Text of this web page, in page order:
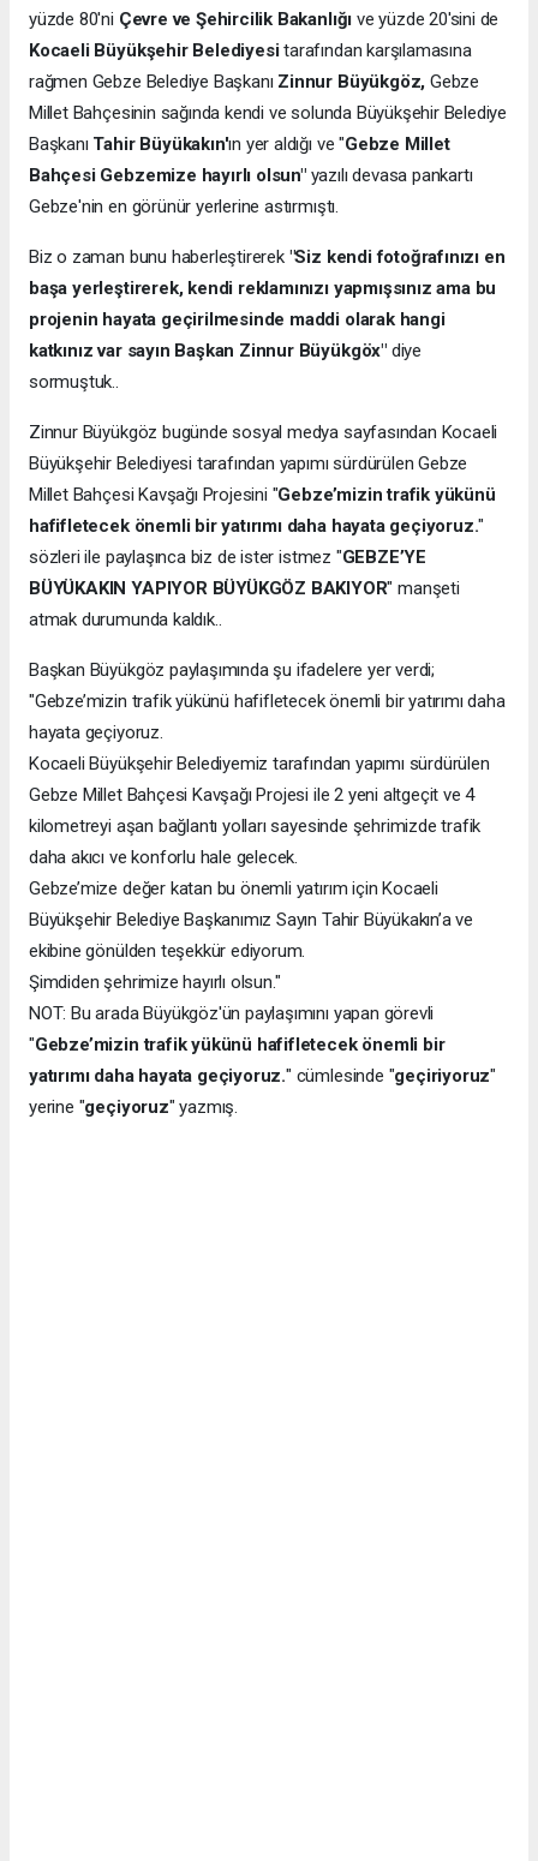
yüzde 80'ni Çevre ve Şehircilik Bakanlığı ve yüzde 20'sini de
Kocaeli Büyükşehir Belediyesitarafından karşılamasına
rağmen Gebze Belediye Başkanı Zinnur Büyükgöz, Gebze
Millet Bahçesinin sağında kendi ve solunda Büyükşehir Belediye
Başkanı Tahir Büyükakın'ın yer aldığı ve "Gebze Millet
Bahçesi Gebzemize hayırlı olsun"yazılı devasa pankartı
Gebze'nin en görünür yerlerine astırmıştı.
Biz o zaman bunu haberleştirerek "Siz kendi fotoğrafınızı en
başa yerleştirerek, kendi reklamınızı yapmışsınız ama bu
projenin hayata geçirilmesinde maddi olarak hangi
katkınız var sayın Başkan Zinnur Büyükgöx" diye
sormuştuk..
Zinnur Büyükgöz bugünde sosyal medya sayfasından Kocaeli
Büyükşehir Belediyesi tarafından yapımı sürdürülen Gebze
Millet Bahçesi Kavşağı Projesini "Gebze’mizin trafik yükünü
hafifletecek önemli bir yatırımı daha hayata geçiyoruz."
sözleri ile paylaşınca biz de ister istmez "GEBZE’YE
BÜYÜKAKIN YAPIYOR BÜYÜKGÖZ BAKIYOR" manşeti
atmak durumunda kaldık..
Başkan Büyükgöz paylaşımında şu ifadelere yer verdi;
"Gebze’mizin trafik yükünü hafifletecek önemli bir yatırımı daha
hayata geçiyoruz.
Kocaeli Büyükşehir Belediyemiz tarafından yapımı sürdürülen
Gebze Millet Bahçesi Kavşağı Projesi ile 2 yeni altgeçit ve 4
kilometreyi aşan bağlantı yolları sayesinde şehrimizde trafik
daha akıcı ve konforlu hale gelecek.
Gebze’mize değer katan bu önemli yatırım için Kocaeli
Büyükşehir Belediye Başkanımız Sayın Tahir Büyükakın’a ve
ekibine gönülden teşekkür ediyorum.
Şimdiden şehrimize hayırlı olsun."
NOT: Bu arada Büyükgöz'ün paylaşımını yapan görevli
"Gebze’mizin trafik yükünü hafifletecek önemli bir
yatırımı daha hayata geçiyoruz." cümlesinde "geçiriyoruz"
yerine "geçiyoruz" yazmış.